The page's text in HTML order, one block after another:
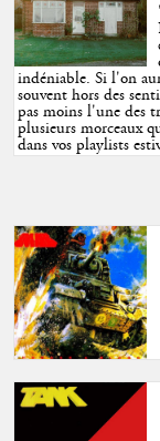
indéniable. Si l'on
souvent hors des
pas moins l'une des
plusieurs morceaux
dans vos playlists